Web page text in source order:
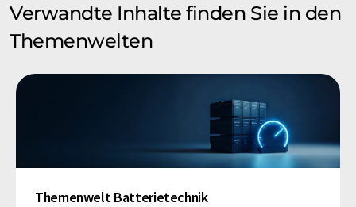
Verwandte Inhalte finden Sie in den
Themenwelten
Themenwelt Batterietechnik